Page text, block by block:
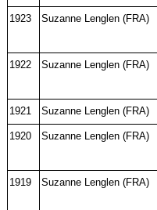
1923 Suzanne Lenglen (FRA)
1922 Suzanne Lenglen (FRA)
1921 Suzanne Lenglen (FRA)
1920 Suzanne Lenglen (FRA)
1919 Suzanne Lenglen (FRA)